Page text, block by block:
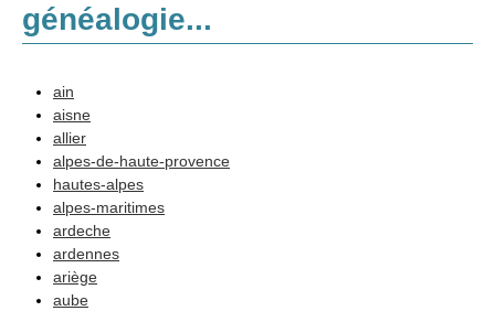
généalogie...
Recherches
ain
aisne
allier
alpes-de-haute-provence
hautes-alpes
alpes-maritimes
ardeche
ardennes
ariège
aube